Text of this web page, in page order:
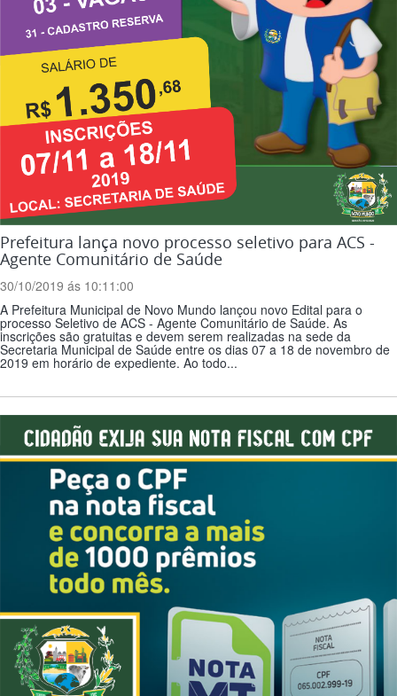
Prefeitura lança novo processo seletivo para ACS -
Agente Comunitário de Saúde
30/10/2019 ás 10:11:00
A Prefeitura Municipal de Novo Mundo lançou novo Edital para o
processo Seletivo de ACS - Agente Comunitário de Saúde. As
inscrições são gratuitas e devem serem realizadas na sede da
Secretaria Municipal de Saúde entre os dias 07 a 18 de novembro de
2019 em horário de expediente. Ao todo...